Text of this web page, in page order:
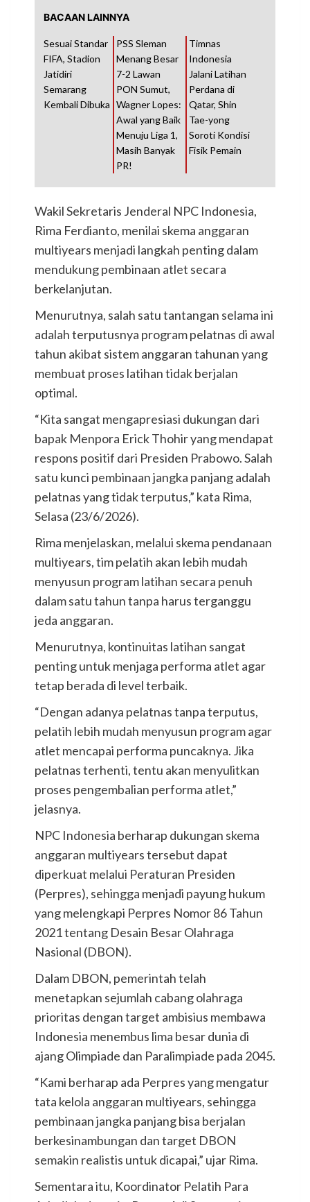
BACAAN LAINNYA
Sesuai Standar
FIFA, Stadion
Jatidiri
Semarang
Kembali Dibuka
PSS Sleman
Menang Besar
7-2 Lawan
PON Sumut,
Wagner Lopes:
Awal yang Baik
Menuju Liga 1,
Masih Banyak
PR!
Timnas
Indonesia
Jalani Latihan
Perdana di
Qatar, Shin
Tae-yong
Soroti Kondisi
Fisik Pemain
Wakil Sekretaris Jenderal NPC Indonesia,
Rima Ferdianto, menilai skema anggaran
multiyears menjadi langkah penting dalam
mendukung pembinaan atlet secara
berkelanjutan.
Menurutnya, salah satu tantangan selama ini
adalah terputusnya program pelatnas di awal
tahun akibat sistem anggaran tahunan yang
membuat proses latihan tidak berjalan
optimal.
“Kita sangat mengapresiasi dukungan dari
bapak Menpora Erick Thohir yang mendapat
respons positif dari Presiden Prabowo. Salah
satu kunci pembinaan jangka panjang adalah
pelatnas yang tidak terputus,” kata Rima,
Selasa (23/6/2026).
Rima menjelaskan, melalui skema pendanaan
multiyears, tim pelatih akan lebih mudah
menyusun program latihan secara penuh
dalam satu tahun tanpa harus terganggu
jeda anggaran.
Menurutnya, kontinuitas latihan sangat
penting untuk menjaga performa atlet agar
tetap berada di level terbaik.
“Dengan adanya pelatnas tanpa terputus,
pelatih lebih mudah menyusun program agar
atlet mencapai performa puncaknya. Jika
pelatnas terhenti, tentu akan menyulitkan
proses pengembalian performa atlet,”
jelasnya.
NPC Indonesia berharap dukungan skema
anggaran multiyears tersebut dapat
diperkuat melalui Peraturan Presiden
(Perpres), sehingga menjadi payung hukum
yang melengkapi Perpres Nomor 86 Tahun
2021 tentang Desain Besar Olahraga
Nasional (DBON).
Dalam DBON, pemerintah telah
menetapkan sejumlah cabang olahraga
prioritas dengan target ambisius membawa
Indonesia menembus lima besar dunia di
ajang Olimpiade dan Paralimpiade pada 2045.
“Kami berharap ada Perpres yang mengatur
tata kelola anggaran multiyears, sehingga
pembinaan jangka panjang bisa berjalan
berkesinambungan dan target DBON
semakin realistis untuk dicapai,” ujar Rima.
Sementara itu, Koordinator Pelatih Para